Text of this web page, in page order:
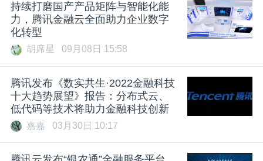
持续打磨国产产品矩阵与智能化能
力，腾讯金融云全面助力企业数字
化转型
胡席星 09月08日 15:58
腾讯发布《数实共生·2022金融科技
十大趋势展望》报告：分布式云、
低代码等技术将助力金融科技创新
嘉嘉 03月30日 10:17